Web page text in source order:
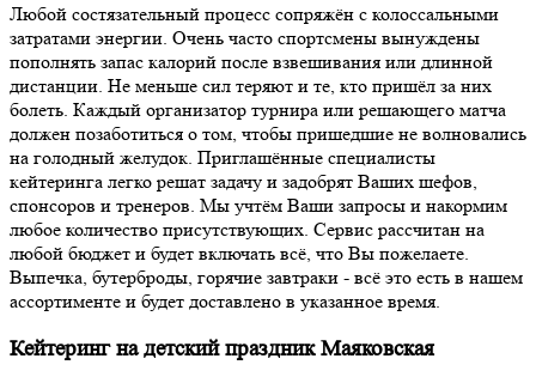
Любой состязательный процесс сопряжён с колоссальными
затратами энергии. Очень часто спортсмены вынуждены
пополнять запас калорий после взвешивания или длинной
дистанции. Не меньше сил теряют и те, кто пришёл за них
болеть. Каждый организатор турнира или решающего матча
должен позаботиться о том, чтобы пришедшие не волновались
на голодный желудок. Приглашённые специалисты
кейтеринга легко решат задачу и задобрят Ваших шефов,
спонсоров и тренеров. Мы учтём Ваши запросы и накормим
любое количество присутствующих. Сервис рассчитан на
любой бюджет и будет включать всё, что Вы пожелаете.
Выпечка, бутерброды, горячие завтраки - всё это есть в нашем
ассортименте и будет доставлено в указанное время.
Кейтеринг на детский праздник Маяковская